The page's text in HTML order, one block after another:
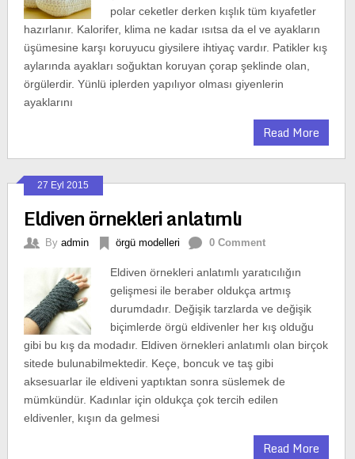
polar ceketler derken kışlık tüm kıyafetler
hazırlanır. Kalorifer, klima ne kadar ısıtsa da el ve ayakların
üşümesine karşı koruyucu giysilere ihtiyaç vardır. Patikler kış
aylarında ayakları soğuktan koruyan çorap şeklinde olan,
örgülerdir. Yünlü iplerden yapılıyor olması giyenlerin
ayaklarını
Read More
27 Eyl 2015
Eldiven örnekleri anlatımlı
By admin örgü modelleri 0 Comment
Eldiven örnekleri anlatımlı yaratıcılığın
gelişmesi ile beraber oldukça artmış
durumdadır. Değişik tarzlarda ve değişik
biçimlerde örgü eldivenler her kış olduğu
gibi bu kış da modadır. Eldiven örnekleri anlatımlı olan birçok
sitede bulunabilmektedir. Keçe, boncuk ve taş gibi
aksesuarlar ile eldiveni yaptıktan sonra süslemek de
mümkündür. Kadınlar için oldukça çok tercih edilen
eldivenler, kışın da gelmesi
Read More